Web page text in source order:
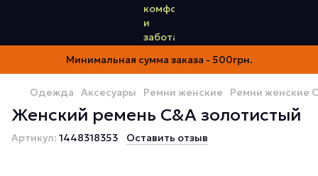
Минимальная сумма заказа - 500грн.
Одежда Аксесуары Ремни женские Ремни женские
Женский ремень C&A золотистый
Артикул: 1448318353 Оставить отзыв